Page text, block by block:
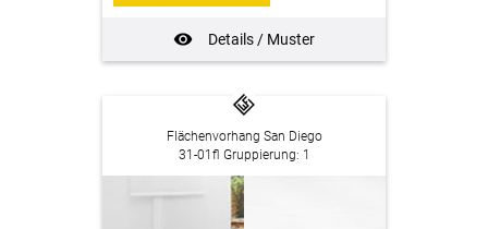
Details / Muster
Flächenvorhang San Diego
31-01fl Gruppierung: 1